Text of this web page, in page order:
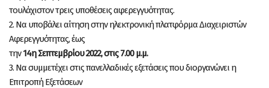
τουλάχιστον τρεις υποθέσεις αφερεγγυότητας.
2. Να υποβάλει αίτηση στην ηλεκτρονική πλατφόρμα Διαχειριστών
Αφερεγγυότητας, έως
την14ηΣεπτεμβρίου 2022, στις 7.00 μ.μ.
3. Να συμμετέχει στις πανελλαδικές εξετάσεις που διοργανώνει η
Επιτροπή Εξετάσεων